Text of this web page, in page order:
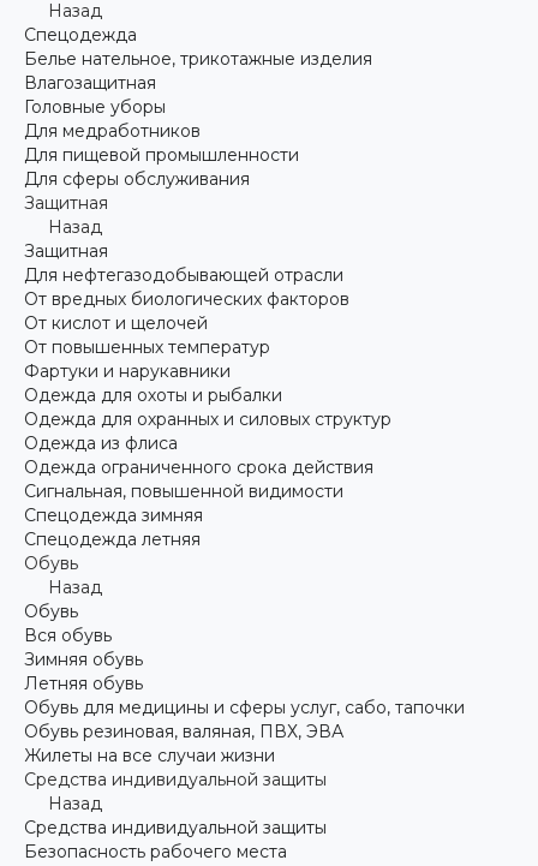
Назад
Спецодежда
Белье нательное, трикотажные изделия
Влагозащитная
Головные уборы
Для медработников
Для пищевой промышленности
Для сферы обслуживания
Защитная
Назад
Защитная
Для нефтегазодобывающей отрасли
От вредных биологических факторов
От кислот и щелочей
От повышенных температур
Фартуки и нарукавники
Одежда для охоты и рыбалки
Одежда для охранных и силовых структур
Одежда из флиса
Одежда ограниченного срока действия
Сигнальная, повышенной видимости
Спецодежда зимняя
Спецодежда летняя
Обувь
Назад
Обувь
Вся обувь
Зимняя обувь
Летняя обувь
Обувь для медицины и сферы услуг, сабо, тапочки
Обувь резиновая, валяная, ПВХ, ЭВА
Жилеты на все случаи жизни
Средства индивидуальной защиты
Назад
Средства индивидуальной защиты
Безопасность рабочего места